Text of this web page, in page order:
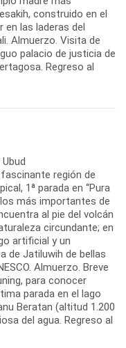
construido en el
en las laderas del
Almuerzo. Visita de
palacio de justicia de
Regreso al
región de
1ª parada en “Pura
más importantes de
al pie del volcán
circundante; en
artificial y un
de Jatiluwih de bellas
Almuerzo. Breve
para conocer
parada en el lago
Beratan (altitud 1.200
del agua. Regreso al